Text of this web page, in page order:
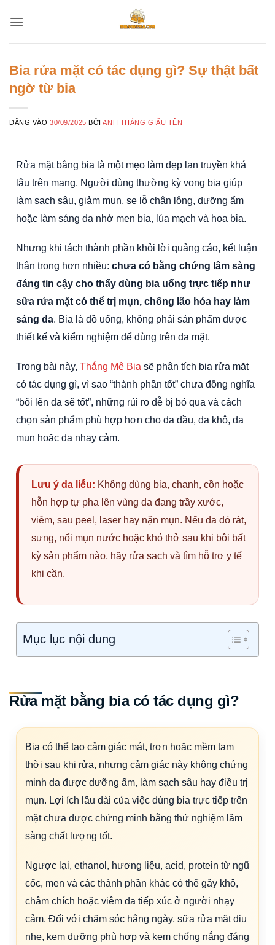
qua
Bia rửa mặt có tác dụng gì? Sự thật bất
ngờ từ bia
ĐĂNG VÀO30/09/2025 BỞIANH THẮNG GIẤU TÊN
Rửa mặt bằng bia là một mẹo làm đẹp lan truyền khá
lâu trên mạng. Người dùng thường kỳ vọng bia giúp
làm sạch sâu, giảm mụn, se lỗ chân lông, dưỡng ẩm
hoặc làm sáng da nhờ men bia, lúa mạch và hoa bia.
Nhưng khi tách thành phần khỏi lời quảng cáo, kết luận
thận trọng hơn nhiều: chưa có bằng chứng lâm sàng
đáng tin cậy cho thấy dùng bia uống trực tiếp như
sữa rửa mặt có thể trị mụn, chống lão hóa hay làm
sáng da. Bia là đồ uống, không phải sản phẩm được
thiết kế và kiểm nghiệm để dùng trên da mặt.
Trong bài này, Thắng Mê Bia sẽ phân tích bia rửa mặt
có tác dụng gì, vì sao “thành phần tốt” chưa đồng nghĩa
“bôi lên da sẽ tốt”, những rủi ro dễ bị bỏ qua và cách
chọn sản phẩm phù hợp hơn cho da dầu, da khô, da
mụn hoặc da nhạy cảm.
Lưu ý da liễu: Không dùng bia, chanh, cồn hoặc
hỗn hợp tự pha lên vùng da đang trầy xước,
viêm, sau peel, laser hay nặn mụn. Nếu da đỏ rát,
sưng, nổi mụn nước hoặc khó thở sau khi bôi bất
kỳ sản phẩm nào, hãy rửa sạch và tìm hỗ trợ y tế
khi cần.
Mục lục nội dung
Rửa mặt bằng bia có tác dụng gì?
Bia có thể tạo cảm giác mát, trơn hoặc mềm tạm
thời sau khi rửa, nhưng cảm giác này không chứng
minh da được dưỡng ẩm, làm sạch sâu hay điều trị
mụn. Lợi ích lâu dài của việc dùng bia trực tiếp trên
mặt chưa được chứng minh bằng thử nghiệm lâm
sàng chất lượng tốt.
Ngược lại, ethanol, hương liệu, acid, protein từ ngũ
cốc, men và các thành phần khác có thể gây khô,
châm chích hoặc viêm da tiếp xúc ở người nhạy
cảm. Đối với chăm sóc hằng ngày, sữa rửa mặt dịu
nhẹ, kem dưỡng phù hợp và kem chống nắng đáng